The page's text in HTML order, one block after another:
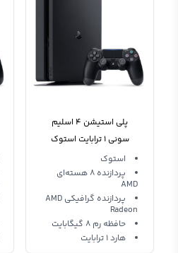
پلی استیشن 4 اسلیم
سونی 1 ترابایت استوک
Playstation 4 Slim Region
3
استوک
پردازنده 8 هسته‌ای
AMD‌
پردازنده گرافیکی AMD
Radeon
حافظه رم 8 گیگابایت
هارد 1 ترابایت